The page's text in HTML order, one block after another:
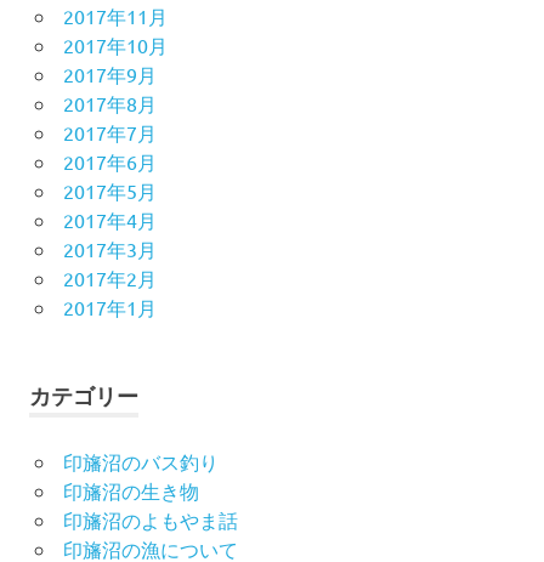
2017年11月
2017年10月
2017年9月
2017年8月
2017年7月
2017年6月
2017年5月
2017年4月
2017年3月
2017年2月
2017年1月
カテゴリー
印旛沼のバス釣り
印旛沼の生き物
印旛沼のよもやま話
印旛沼の漁について